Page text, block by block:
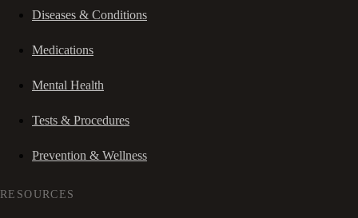
Diseases & Conditions
Medications
Mental Health
Tests & Procedures
Prevention & Wellness
RESOURCES